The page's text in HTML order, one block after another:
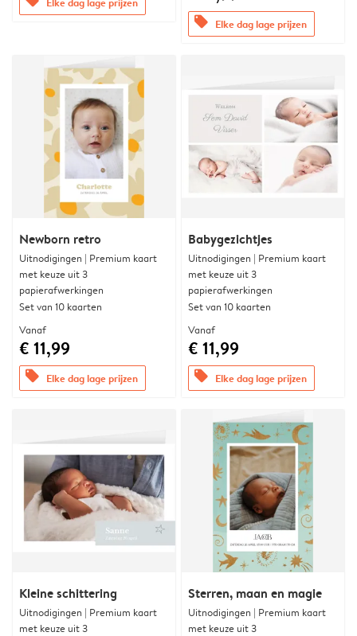
offers Elke dag lage prijzen
Newborn retro
Uitnodigingen | Premium kaart
met keuze uit 3
papierafwerkingen
Set van 10 kaarten
Vanaf
€ 11,99
offers Elke dag lage prijzen
Babygezichtjes
Uitnodigingen | Premium kaart
met keuze uit 3
papierafwerkingen
Set van 10 kaarten
Vanaf
€ 11,99
offers Elke dag lage prijzen
Kleine schittering
Uitnodigingen | Premium kaart
met keuze uit 3
Sterren, maan en magie
Uitnodigingen | Premium kaart
met keuze uit 3